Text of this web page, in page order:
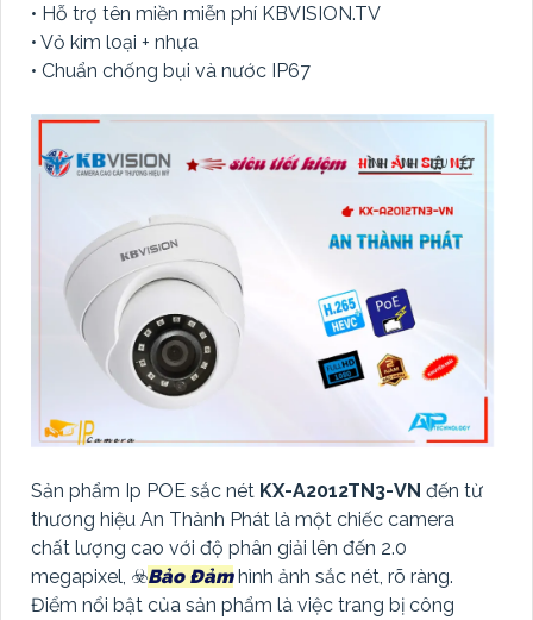
• Hỗ trợ tên miền miễn phí KBVISION.TV
• Vỏ kim loại + nhựa
• Chuẩn chống bụi và nước IP67
Sản phẩm Ip POE sắc nét KX-A2012TN3-VN đến từ
thương hiệu An Thành Phát là một chiếc camera
chất lượng cao với độ phân giải lên đến 2.0
megapixel, ☣️Bảo Đảmhình ảnh sắc nét, rõ ràng.
Điểm nổi bật của sản phẩm là việc trang bị công